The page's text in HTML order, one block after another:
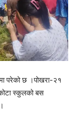
परेको छ ।पोखरा-२१
स्कुलको बस